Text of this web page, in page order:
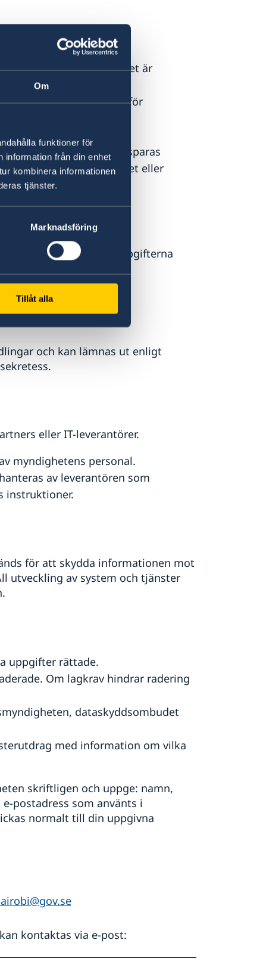
Om
funktioner för
information från din enhet
kombinera informationen
tjänster.
Marknadsföring
Tillåt alla
får behandlas när det är
uppdragsavtal.
används endast för
: Personuppgifter sparas
utskicket eller
och lagkrav. Uppgifterna
och kan lämnas ut enligt
eller IT-leverantörer.
myndighetens personal.
av leverantören som
instruktioner.
för att skydda informationen mot
utveckling av system och tjänster
uppgifter rättade.
Om lagkrav hindrar radering
dataskyddsombudet
med information om vilka
skriftligen och uppge: namn,
postadress som använts i
normalt till din uppgivna
kontaktas via e-post: